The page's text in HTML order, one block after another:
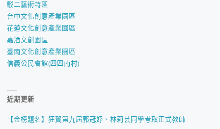
駁二藝術特區
台中文化創意產業園區
花蓮文化創意產業園區
嘉酒文創園區
臺南文化創意產業園區
信義公民會館(四四南村)
近期更新
【金榜題名】狂賀第九屆郭冠妤、林莉芸同學考取正式教師